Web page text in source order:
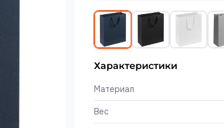
Характеристики
Материал
Вес